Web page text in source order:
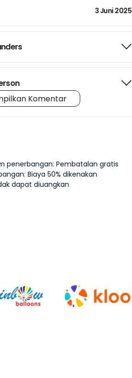
3 Juni 2025
Komentar
penerbangan: Pembatalan gratis
Biaya 50% dikenakan
dapat diuangkan